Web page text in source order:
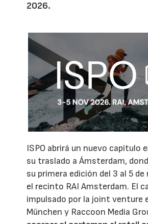
2026.
ISPO abrirá un nuevo capítulo
su traslado a Ámsterdam,
su primera edición del 3 al 5
el recinto RAI Amsterdam. El
impulsado por la joint venture
München y Raccoon Media